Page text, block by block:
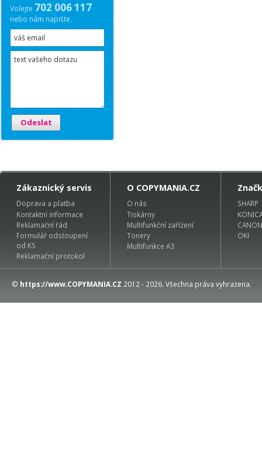
Volejte702 006 117
nebo nám napište.
Odeslat
Zákaznický servis
Doprava a platba
Kontaktní informace
Reklamační řád
Formulář odstoupení
od KS
Reklamační protokol
O COPYMANIA.CZ
O nás
Tiskárny
Multifunkční zařízení
Tonery
Multifunkce A3
SHARP
CANON
OKI
© https://www.COPYMANIA.CZ 2012 - 2026. Všechna práva vyhrazena.